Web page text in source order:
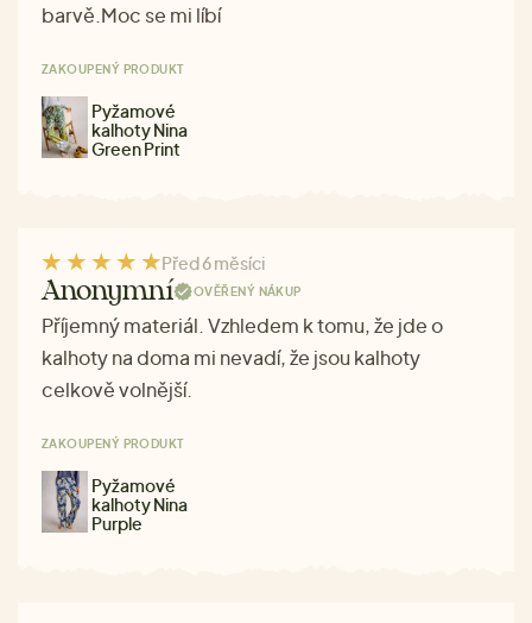
barvě.Moc se mi líbí
ZAKOUPENÝ PRODUKT
Pyžamové
kalhoty Nina
Green Print
Před 6 měsíci
Anonymní OVĚŘENÝ NÁKUP
Příjemný materiál. Vzhledem k tomu, že jde o
kalhoty na doma mi nevadí, že jsou kalhoty
celkově volnější.
ZAKOUPENÝ PRODUKT
Pyžamové
kalhoty Nina
Purple